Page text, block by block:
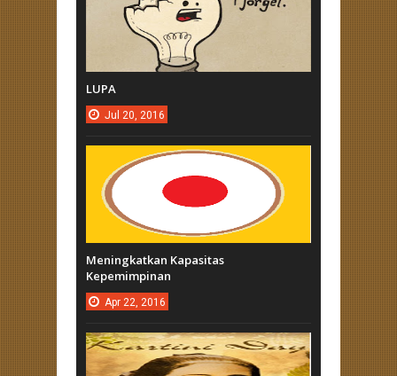
LUPA
Jul 20, 2016
Meningkatkan Kapasitas
Kepemimpinan
Apr 22, 2016